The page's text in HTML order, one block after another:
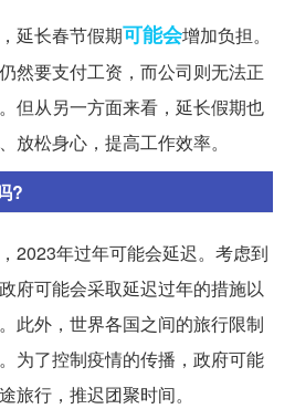
延长春节假期可能会增加负担。
然要支付工资，而公司则无法正
但从另一方面来看，延长假期也
放松身心，提高工作效率。
?
2023年过年可能会延迟。考虑到
府可能会采取延迟过年的措施以
此外，世界各国之间的旅行限制
为了控制疫情的传播，政府可能
旅行，推迟团聚时间。